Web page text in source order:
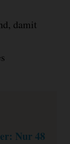
damit
Nur 48